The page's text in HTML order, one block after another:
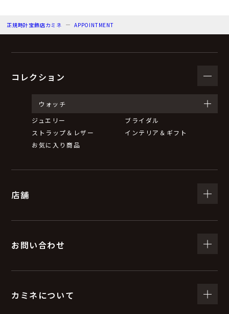
（３）個人情報の利用目的
弊社からのお知らせ等の情報をお送りするため。
（４）個人情報の第三者提供について
取得した個人情報は法令等による場合を除いて第三者に
提供することはありません。
（５）個人情報の取扱いの委託について
取得した個人情報の取扱いの全部又は、一部を委託する
託を行います。
正規時計宝飾店カミネ APPOINTMENT
コレクション
ウォッチ
ジュエリー
ブライダル
ストラップ＆レザー
インテリア＆ギフト
お気に入り商品
店舗
お問い合わせ
カミネについて